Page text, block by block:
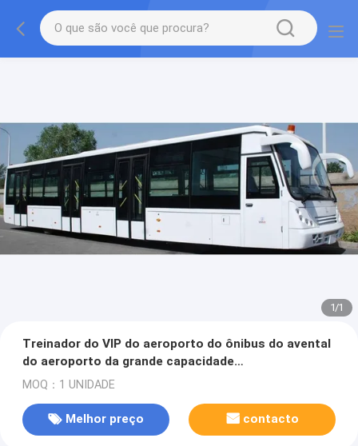
1/1
Treinador do VIP do aeroporto do ônibus do avental
do aeroporto da grande capacidade
13650mm×2700mm×3178mm
MOQ：1 UNIDADE
Melhor preço contacto